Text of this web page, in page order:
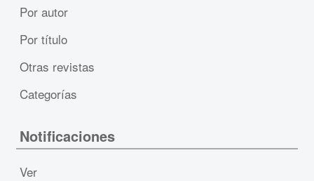
Por autor
Por título
Otras revistas
Categorías
Notificaciones
Ver